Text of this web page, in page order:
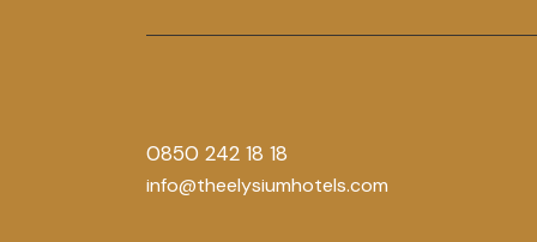
0850 242 18 18
info@theelysiumhotels.com